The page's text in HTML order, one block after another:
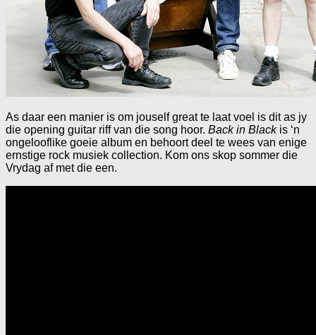
As daar een manier is om jouself great te laat voel is dit as jy
die opening guitar riff van die song hoor. Back in Blackis ‘n
ongelooflike goeie album en behoort deel te wees van enige
ernstige rock musiek collection. Kom ons skop sommer die
Vrydag af met die een.